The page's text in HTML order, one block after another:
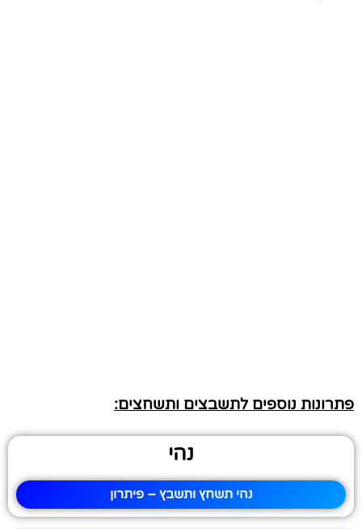
פתרונות נוספים לתשבצים ותשחצים:
נהי
נהי תשחץ ותשבץ – פיתרון